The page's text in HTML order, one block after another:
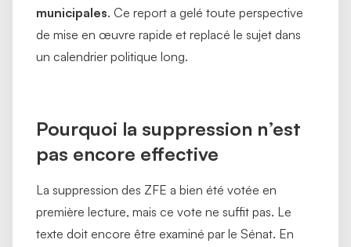
municipales. Ce report a gelé toute perspective
de mise en œuvre rapide et replacé le sujet dans
un calendrier politique long.
Pourquoi la suppression n’est
pas encore effective
La suppression des ZFE a bien été votée en
première lecture, mais ce vote ne suffit pas. Le
texte doit encore être examiné par le Sénat. En